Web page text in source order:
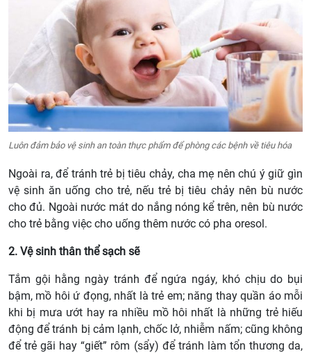
Luôn đảm bảo vệ sinh an toàn thực phẩm để phòng các bệnh về tiêu hóa
Ngoài ra, để tránh trẻ bị tiêu chảy, cha mẹ nên chú ý giữ gìn
vệ sinh ăn uống cho trẻ, nếu trẻ bị tiêu chảy nên bù nước
cho đủ. Ngoài nước mát do nắng nóng kể trên, nên bù nước
cho trẻ bằng việc cho uống thêm nước có pha oresol.
2. Vệ sinh thân thể sạch sẽ
Tắm gội hằng ngày tránh để ngứa ngáy, khó chịu do bụi
bậm, mồ hôi ứ đọng, nhất là trẻ em; năng thay quần áo mỗi
khi bị mưa ướt hay ra nhiều mồ hôi nhất là những trẻ hiếu
động để tránh bị cảm lạnh, chốc lở, nhiễm nấm; cũng không
để trẻ gãi hay “giết” rôm (sẩy) để tránh làm tổn thương da,